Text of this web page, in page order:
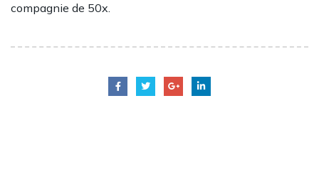
compagnie de 50x.